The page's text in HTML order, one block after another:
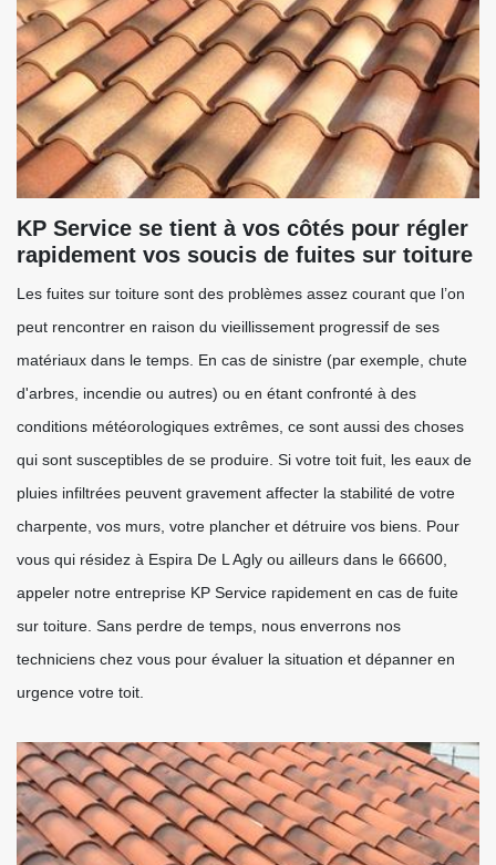
KP Service se tient à vos côtés pour régler
rapidement vos soucis de fuites sur toiture
Les fuites sur toiture sont des problèmes assez courant que l’on
peut rencontrer en raison du vieillissement progressif de ses
matériaux dans le temps. En cas de sinistre (par exemple, chute
d'arbres, incendie ou autres) ou en étant confronté à des
conditions météorologiques extrêmes, ce sont aussi des choses
qui sont susceptibles de se produire. Si votre toit fuit, les eaux de
pluies infiltrées peuvent gravement affecter la stabilité de votre
charpente, vos murs, votre plancher et détruire vos biens. Pour
vous qui résidez à Espira De L Agly ou ailleurs dans le 66600,
appeler notre entreprise KP Service rapidement en cas de fuite
sur toiture. Sans perdre de temps, nous enverrons nos
techniciens chez vous pour évaluer la situation et dépanner en
urgence votre toit.